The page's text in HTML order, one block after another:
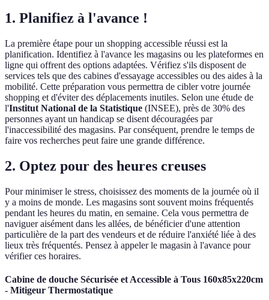
1. Planifiez à l'avance !
La première étape pour un shopping accessible réussi est la
planification. Identifiez à l'avance les magasins ou les plateformes en
ligne qui offrent des options adaptées. Vérifiez s'ils disposent de
services tels que des cabines d'essayage accessibles ou des aides à la
mobilité. Cette préparation vous permettra de cibler votre journée
shopping et d'éviter des déplacements inutiles. Selon une étude de
l'Institut National de la Statistique (INSEE), près de 30% des
personnes ayant un handicap se disent découragées par
l'inaccessibilité des magasins. Par conséquent, prendre le temps de
faire vos recherches peut faire une grande différence.
2. Optez pour des heures creuses
Pour minimiser le stress, choisissez des moments de la journée où il
y a moins de monde. Les magasins sont souvent moins fréquentés
pendant les heures du matin, en semaine. Cela vous permettra de
naviguer aisément dans les allées, de bénéficier d'une attention
particulière de la part des vendeurs et de réduire l'anxiété liée à des
lieux très fréquentés. Pensez à appeler le magasin à l'avance pour
vérifier ces horaires.
Cabine de douche Sécurisée et Accessible à Tous 160x85x220cm
- Mitigeur Thermostatique